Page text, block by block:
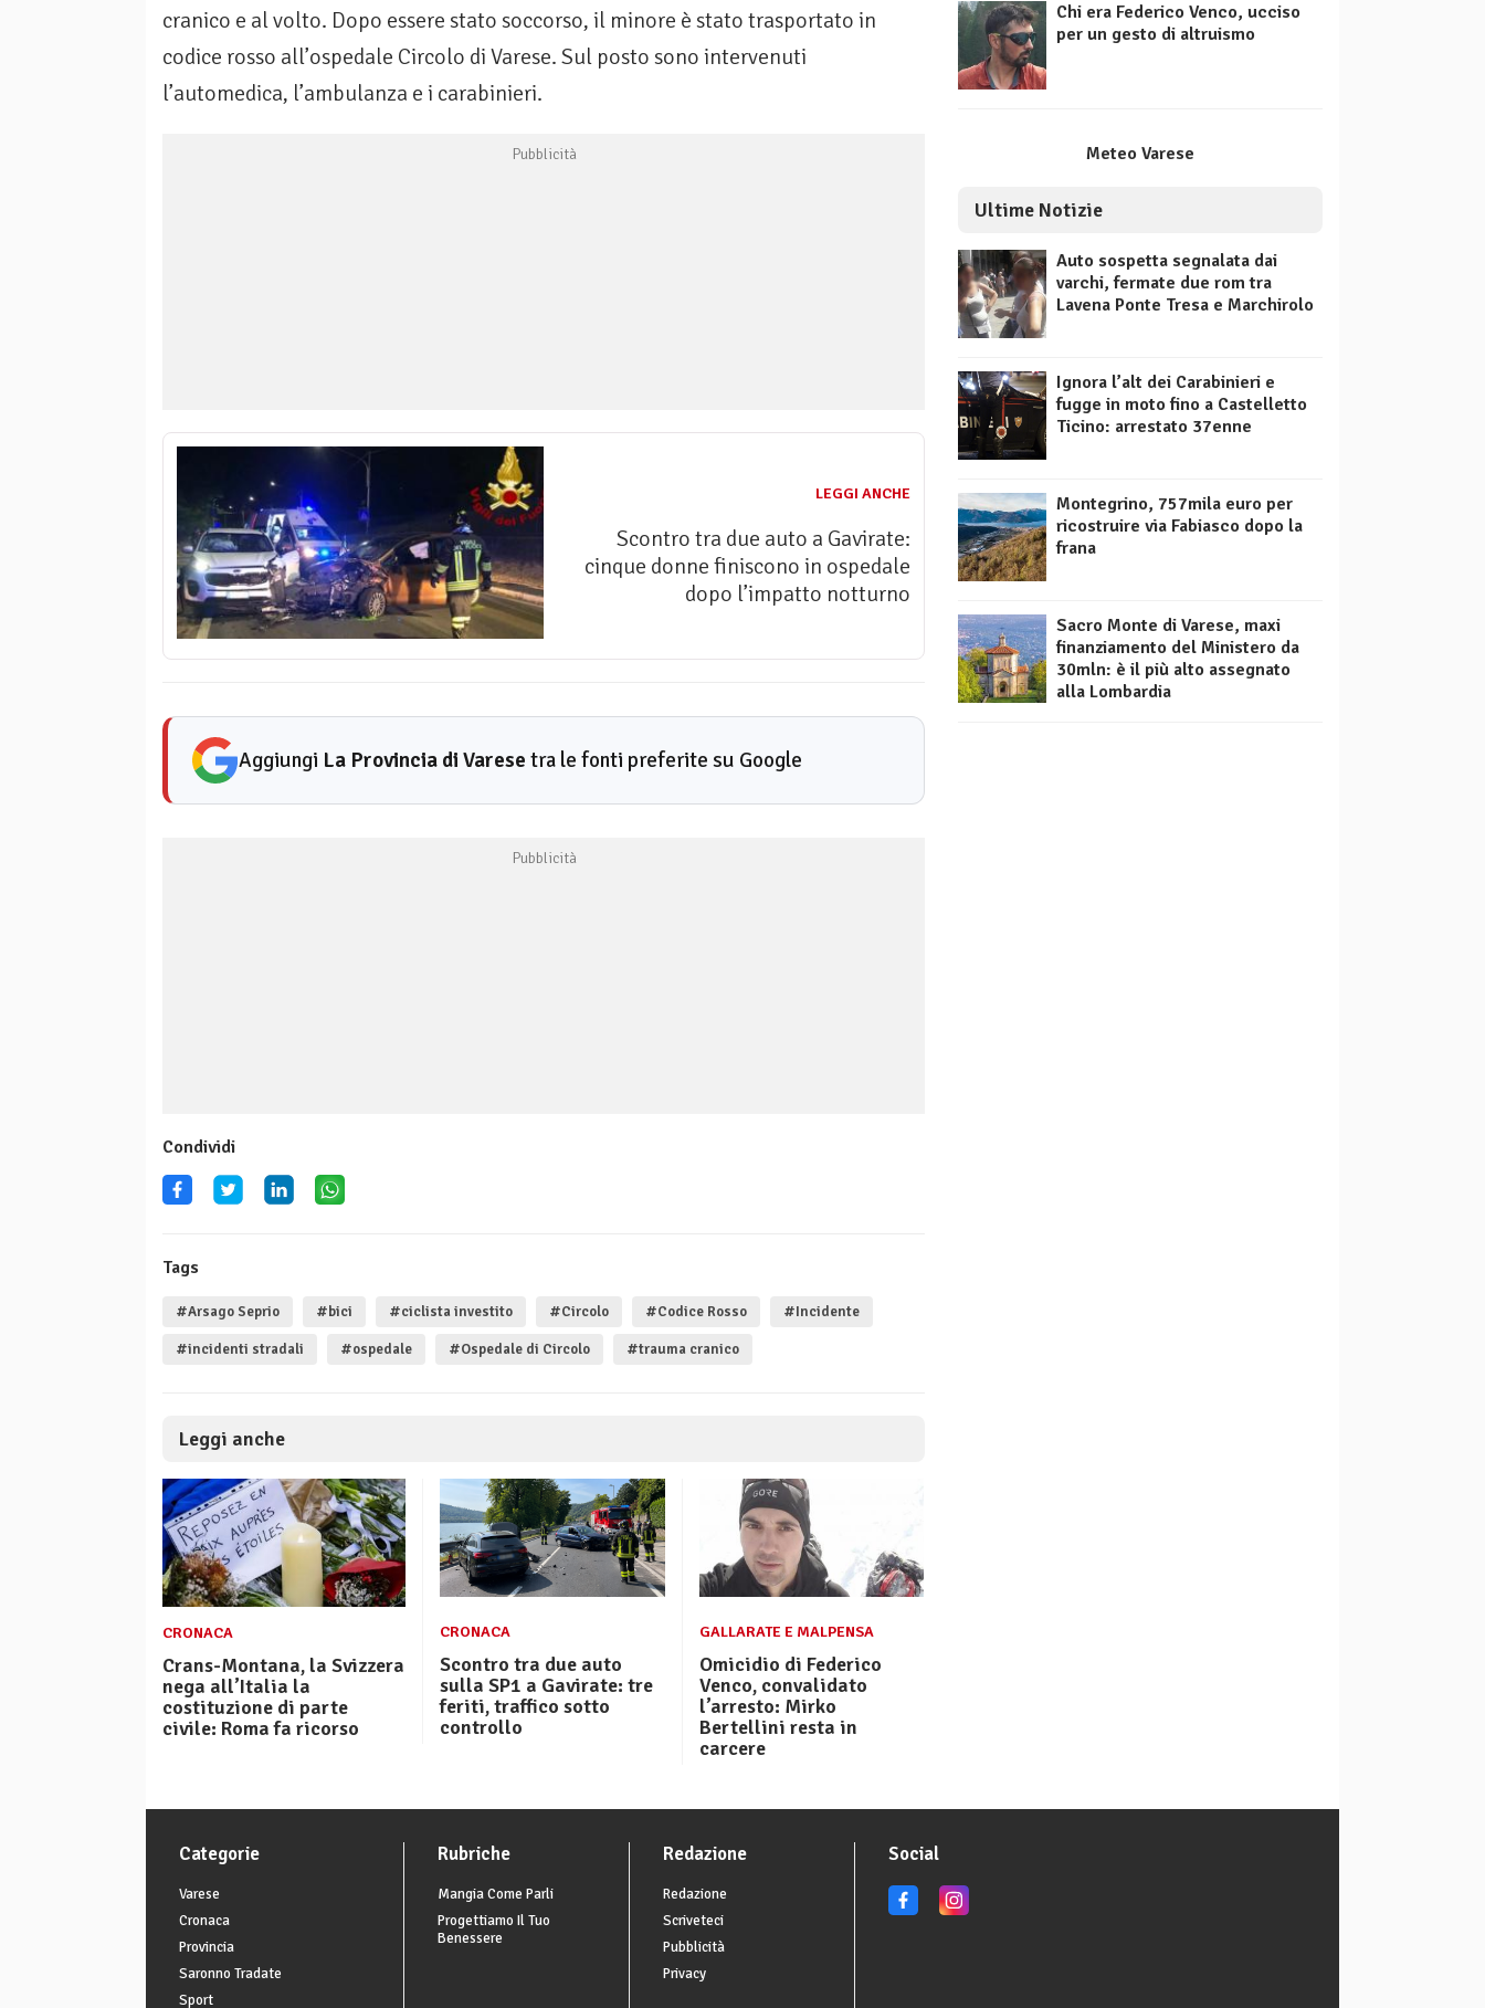
cranico e al volto. Dopo essere stato soccorso, il minore è stato trasportato in
codice rosso all’ospedale Circolo di Varese. Sul posto sono intervenuti
l’automedica, l’ambulanza e i carabinieri.
LEGGI ANCHE
Scontro tra due auto a Gavirate:
cinque donne finiscono in ospedale
dopo l’impatto notturno
Aggiungi La Provincia di Varese tra le fonti preferite su Google
Condividi
Tags
#Arsago Seprio #bici #ciclista investito #Circolo #Codice Rosso #Incidente
#incidenti stradali #ospedale #Ospedale di Circolo #trauma cranico
Leggi anche
CRONACA
Crans-Montana, la Svizzera
nega all’Italia la
costituzione di parte
civile: Roma fa ricorso
CRONACA
Scontro tra due auto
sulla SP1 a Gavirate: tre
feriti, traffico sotto
controllo
GALLARATE E MALPENSA
Omicidio di Federico
Venco, convalidato
l’arresto: Mirko
Bertellini resta in
carcere
Chi era Federico Venco, ucciso
per un gesto di altruismo
Meteo Varese
Ultime Notizie
Auto sospetta segnalata dai
varchi, fermate due rom tra
Lavena Ponte Tresa e Marchirolo
Ignora l’alt dei Carabinieri e
fugge in moto fino a Castelletto
Ticino: arrestato 37enne
Montegrino, 757mila euro per
ricostruire via Fabiasco dopo la
frana
Sacro Monte di Varese, maxi
finanziamento del Ministero da
30mln: è il più alto assegnato
alla Lombardia
Categorie
Varese
Cronaca
Provincia
Saronno Tradate
Sport
Rubriche
Mangia Come Parli
Progettiamo Il Tuo
Benessere
Redazione
Redazione
Scriveteci
Pubblicità
Privacy
Social